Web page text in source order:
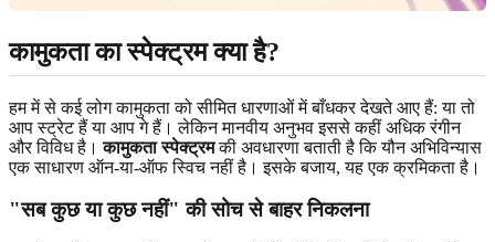
कामुकता का स्पेक्ट्रम क्या है?
हम में से कई लोग कामुकता को सीमित धारणाओं में बाँधकर देखते आए हैं: या तो
आप स्ट्रेट हैं या आप गे हैं। लेकिन मानवीय अनुभव इससे कहीं अधिक रंगीन
और विविध है।कामुकता स्पेक्ट्रमकी अवधारणा बताती है कि यौन अभिविन्यास
एक साधारण ऑन-या-ऑफ स्विच नहीं है। इसके बजाय, यह एक क्रमिकता है।
"सब कुछ या कुछ नहीं" की सोच से बाहर निकलना